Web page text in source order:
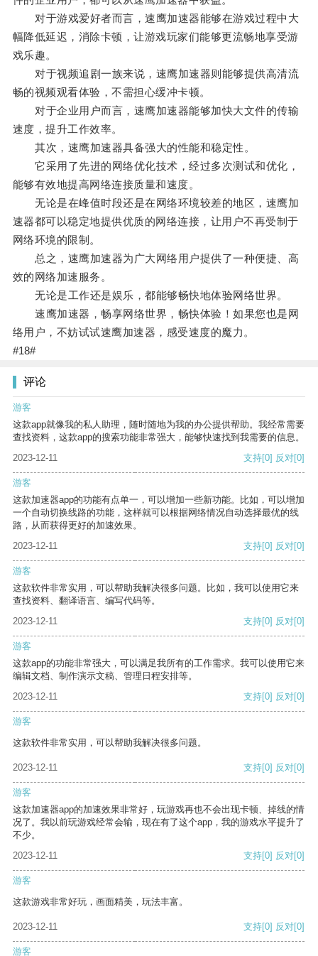
对于游戏爱好者而言，速鹰加速器能够在游戏过程中大
幅降低延迟，消除卡顿，让游戏玩家们能够更流畅地享受游
戏乐趣。
对于视频追剧一族来说，速鹰加速器则能够提供高清流
畅的视频观看体验，不需担心缓冲卡顿。
对于企业用户而言，速鹰加速器能够加快大文件的传输
速度，提升工作效率。
其次，速鹰加速器具备强大的性能和稳定性。
它采用了先进的网络优化技术，经过多次测试和优化，
能够有效地提高网络连接质量和速度。
无论是在峰值时段还是在网络环境较差的地区，速鹰加
速器都可以稳定地提供优质的网络连接，让用户不再受制于
网络环境的限制。
总之，速鹰加速器为广大网络用户提供了一种便捷、高
效的网络加速服务。
无论是工作还是娱乐，都能够畅快地体验网络世界。
速鹰加速器，畅享网络世界，畅快体验！如果您也是网
络用户，不妨试试速鹰加速器，感受速度的魔力。
#18#
评论
游客
这款app就像我的私人助理，随时随地为我的办公提供帮助。我经常需要
查找资料，这款app的搜索功能非常强大，能够快速找到我需要的信息。
2023-12-11
支持[0] 反对[0]
游客
这款加速器app的功能有点单一，可以增加一些新功能。比如，可以增加
一个自动切换线路的功能，这样就可以根据网络情况自动选择最优的线
路，从而获得更好的加速效果。
2023-12-11
支持[0] 反对[0]
游客
这款软件非常实用，可以帮助我解决很多问题。比如，我可以使用它来
查找资料、翻译语言、编写代码等。
2023-12-11
支持[0] 反对[0]
游客
这款app的功能非常强大，可以满足我所有的工作需求。我可以使用它来
编辑文档、制作演示文稿、管理日程安排等。
2023-12-11
支持[0] 反对[0]
游客
这款软件非常实用，可以帮助我解决很多问题。
2023-12-11 支持[0] 反对[0]
游客
这款加速器app的加速效果非常好，玩游戏再也不会出现卡顿、掉线的情
况了。我以前玩游戏经常会输，现在有了这个app，我的游戏水平提升了
不少。
2023-12-11
支持[0] 反对[0]
游客
这款游戏非常好玩，画面精美，玩法丰富。
2023-12-11 支持[0] 反对[0]
游客